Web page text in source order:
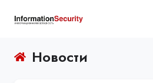
Новости